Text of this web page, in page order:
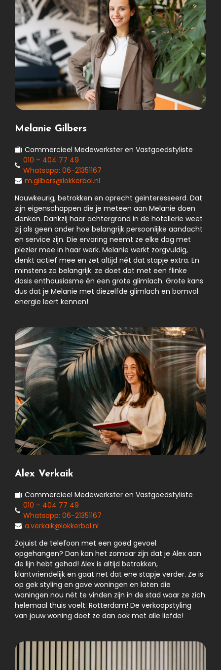
Melanie Gilbers
Commercieel Medewerkster en Vastgoedstyliste
010 – 404 77 49
Whatsapp: 06-21351167
m.gilbers@lokkerbol.nl
Nauwkeurig, betrokken en oprecht geïnteresseerd. Dat
zijn eigenschappen die je meteen aan Melanie doen
denken. Dankzij haar achtergrond in de hotellerie weet
zij als geen ander hoe belangrijk persoonlijke aandacht
en service zijn. Die ervaring neemt ze elke dag met
plezier mee in haar werk. Melanie werkt zorgvuldig,
denkt actief mee en zet altijd nét dat stapje extra. En
minstens zo belangrijk: ze doet dat met een flinke
dosis enthousiasme én een grote glimlach. Grote kans
dus dat je Melanie met diezelfde glimlach en bomvol
energie leert kennen!
Alex Verkaik
Commercieel Medewerkster en Vastgoedstyliste
010 – 404 77 49
Whatsapp: 06-21351167
a.verkaik@lokkerbol.nl
Zojuist de telefoon met een goed gevoel
opgehangen? Dan kan het zomaar zijn dat je Alex aan
de lijn hebt gehad! Alex is altijd betrokken,
klantvriendelijk en gaat net dat ene stapje verder. Ze is
op gek styling en gave woningen en laten die
woningen nou nét te vinden zijn in de stad waar ze zich
helemaal thuis voelt: Rotterdam! De verkoopstyling
van jouw woning doet ze dan ook met alle liefde!